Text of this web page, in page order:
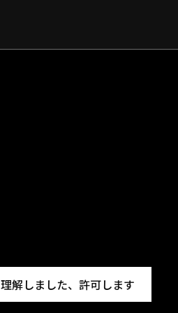
理解しました、許可します